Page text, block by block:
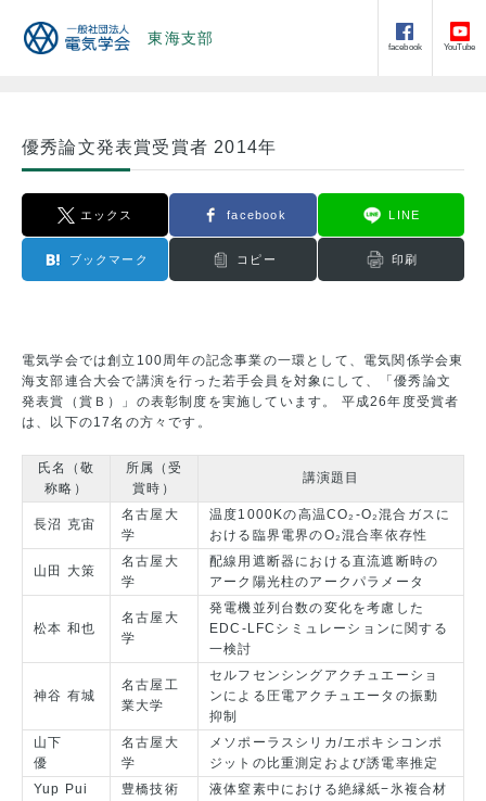
東海支部
facebook YouTube
優秀論文発表賞受賞者 2014年
エックス facebook LINE
ブックマーク コピー 印刷
電気学会では創立100周年の記念事業の一環として、電気関係学会東
海支部連合大会で講演を行った若手会員を対象にして、「優秀論文
発表賞（賞Ｂ）」の表彰制度を実施しています。 平成26年度受賞者
は、以下の17名の方々です。
氏名（敬
称略）
所属（受
賞時）
講演題目
長沼 克宙
名古屋大
学
温度1000Kの高温CO₂-O₂混合ガスに
おける臨界電界のO₂混合率依存性
山田 大策
名古屋大
学
配線用遮断器における直流遮断時の
アーク陽光柱のアークパラメータ
松本 和也
名古屋大
学
発電機並列台数の変化を考慮した
EDC-LFCシミュレーションに関する
一検討
神谷 有城
名古屋工
業大学
セルフセンシングアクチュエーショ
ンによる圧電アクチュエータの振動
抑制
山下
優
名古屋大
学
メソポーラスシリカ/エポキシコンポ
ジットの比重測定および誘電率推定
Yup Pui
豊橋技術
液体窒素中における絶縁紙−氷複合材